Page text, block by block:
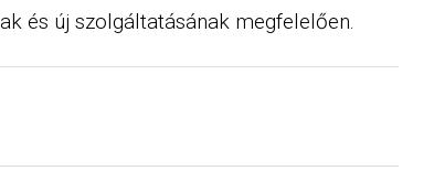
és új szolgáltatásának megfelelően.